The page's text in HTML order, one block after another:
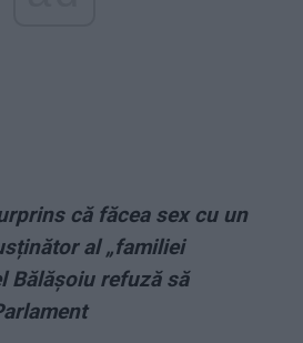
că făcea sex cu un
al „familiei
Bălășoiu refuză să